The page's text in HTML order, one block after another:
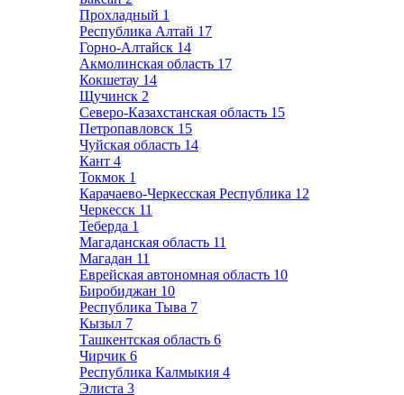
Прохладный 1
Республика Алтай 17
Горно-Алтайск 14
Акмолинская область 17
Кокшетау 14
Щучинск 2
Северо-Казахстанская область 15
Петропавловск 15
Чуйская область 14
Кант 4
Токмок 1
Карачаево-Черкесская Республика 12
Черкесск 11
Теберда 1
Магаданская область 11
Магадан 11
Еврейская автономная область 10
Биробиджан 10
Республика Тыва 7
Кызыл 7
Ташкентская область 6
Чирчик 6
Республика Калмыкия 4
Элиста 3